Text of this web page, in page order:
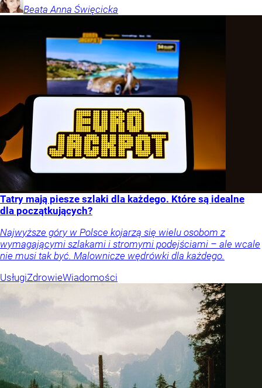
Beata Anna Święcicka
Tatry mają piesze szlaki dla każdego. Które są idealne
dla początkujących?
Najwyższe góry w Polsce kojarzą się wielu osobom z
wymagającymi szlakami i stromymi podejściami – ale wcale
nie musi tak być. Malownicze wędrówki dla każdego.
UsługiZdrowieWiadomości